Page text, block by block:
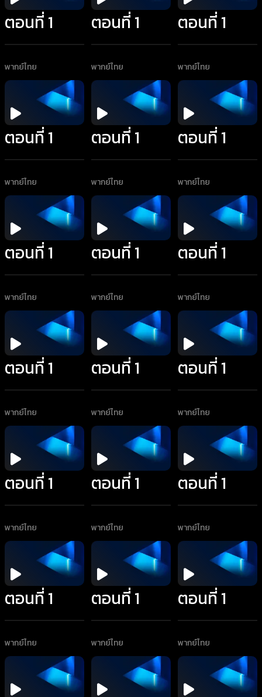
ตอนที่ 1
พากย์ไทย
ตอนที่ 1
พากย์ไทย
ตอนที่ 1
พากย์ไทย
ตอนที่ 1
พากย์ไทย
ตอนที่ 1
พากย์ไทย
ตอนที่ 1
พากย์ไทย
ตอนที่ 1
พากย์ไทย
ตอนที่ 1
พากย์ไทย
ตอนที่ 1
พากย์ไทย
ตอนที่ 1
พากย์ไทย
ตอนที่ 1
พากย์ไทย
ตอนที่ 1
พากย์ไทย
ตอนที่ 1
พากย์ไทย
ตอนที่ 1
พากย์ไทย
ตอนที่ 1
พากย์ไทย
ตอนที่ 1
พากย์ไทย
ตอนที่ 1
พากย์ไทย
ตอนที่ 1
พากย์ไทย